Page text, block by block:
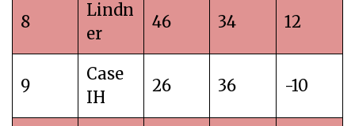
8
Lindn
er
46 34 12
9
Case
IH
26 36 -10